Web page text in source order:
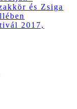
és Zsiga
2017,